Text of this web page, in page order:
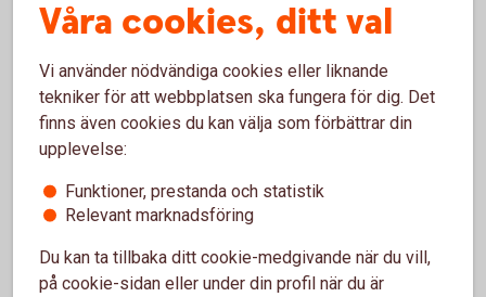
lägre ordinarie pris.
Drulleförsäkring, allriskförsäkring, prisgaranti
och förlängd garanti – våraköpförsäkringar
Våra cookies, ditt val
Vi använder nödvändiga cookies eller liknande
tekniker för att webbplatsen ska fungera för dig. Det
finns även cookies du kan välja som förbättrar din
upplevelse:
Funktioner, prestanda och statistik
Relevant marknadsföring
Du kan ta tillbaka ditt cookie-medgivande när du vill,
på cookie-sidan eller under din profil när du är